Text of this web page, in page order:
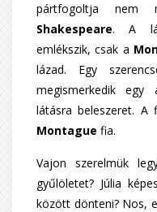
pártfogoltja
Shakespeare. A
emlékszik, csak a
lázad. Egy
megismerkedik egy
látásra beleszeret.
Montague fia.
Vajon szerelmük
gyűlöletet? Júlia
között dönteni? Nos,